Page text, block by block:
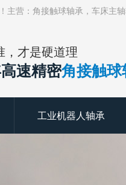
营：角接触球轴承，车床主
，才是硬道理
速精密角接触
工业机器人轴承